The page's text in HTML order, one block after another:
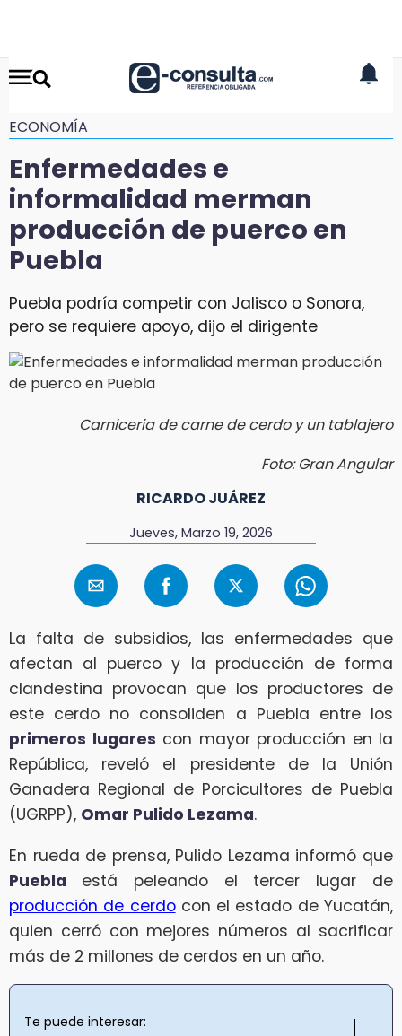
ECONOMÍA
Enfermedades e
informalidad merman
producción de puerco en
Puebla
Puebla podría competir con Jalisco o Sonora,
pero se requiere apoyo, dijo el dirigente
Carniceria de carne de cerdo y un tablajero
Foto: Gran Angular
RICARDO JUÁREZ
Jueves, Marzo 19, 2026
La falta de subsidios, las enfermedades que
afectan al puerco y la producción de forma
clandestina provocan que los productores de
este cerdo no consoliden a Puebla entre los
primeros lugares con mayor producción en la
República, reveló el presidente de la Unión
Ganadera Regional de Porcicultores de Puebla
(UGRPP), Omar Pulido Lezama.
En rueda de prensa, Pulido Lezama informó que
Puebla está peleando el tercer lugar de
producción de cerdocon el estado de Yucatán,
quien cerró con mejores números al sacrificar
más de 2 millones de cerdos en un año.
Te puede interesar: